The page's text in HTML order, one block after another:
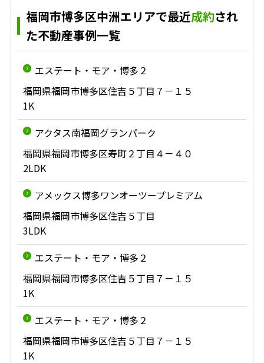
福岡市博多区中洲エリアで最近成約され
た不動産事例一覧
エステート・モア・博多２
福岡県福岡市博多区住吉５丁目７－１５
1K
アクタス南福岡グランパーク
福岡県福岡市博多区寿町２丁目４－４０
2LDK
アメックス博多ワンオーツープレミアム
福岡県福岡市博多区住吉５丁目
3LDK
エステート・モア・博多２
福岡県福岡市博多区住吉５丁目７－１５
1K
エステート・モア・博多２
福岡県福岡市博多区住吉５丁目７－１５
1K